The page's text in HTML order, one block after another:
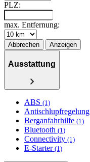
PLZ:
max. Entfernung:
Abbrechen Anzeigen
Ausstattung
ABS (1)
Antischlupfregelung
Berganfahrhilfe (1)
Bluetooth (1)
Connectivity (1)
E-Starter (1)